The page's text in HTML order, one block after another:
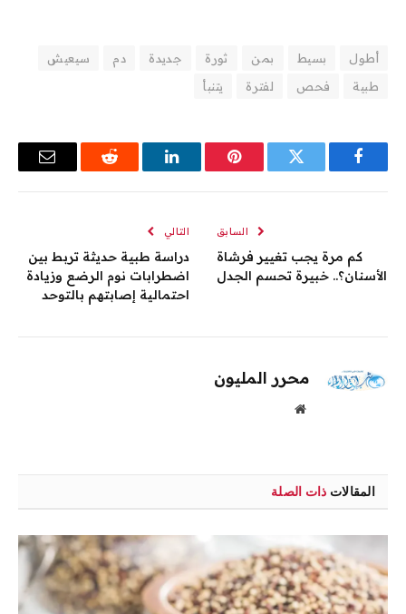
أطول بسيط بمن ثورة جديدة دم
سيعيش
طبية
فحص لفترة يتنبأ
فيسبوك تويتر بينتيريستلينكدإن رديت
البريد
السابق
كم مرة يجب تغيير فرشاة
الأسنان؟.. خبيرة تحسم الجدل
التالي
دراسة طبية حديثة تربط بين
اضطرابات نوم الرضع وزيادة
احتمالية إصابتهم بالتوحد
محرر المليون
موقع
المقالات ذات الصلة